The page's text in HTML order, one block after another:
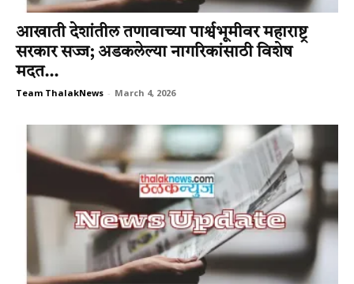
आखाती देशांतील तणावाच्या पार्श्वभूमीवर महाराष्ट्र
सरकार सज्ज; अडकलेल्या नागरिकांसाठी विशेष
मदत...
Team ThalakNews - March 4, 2026